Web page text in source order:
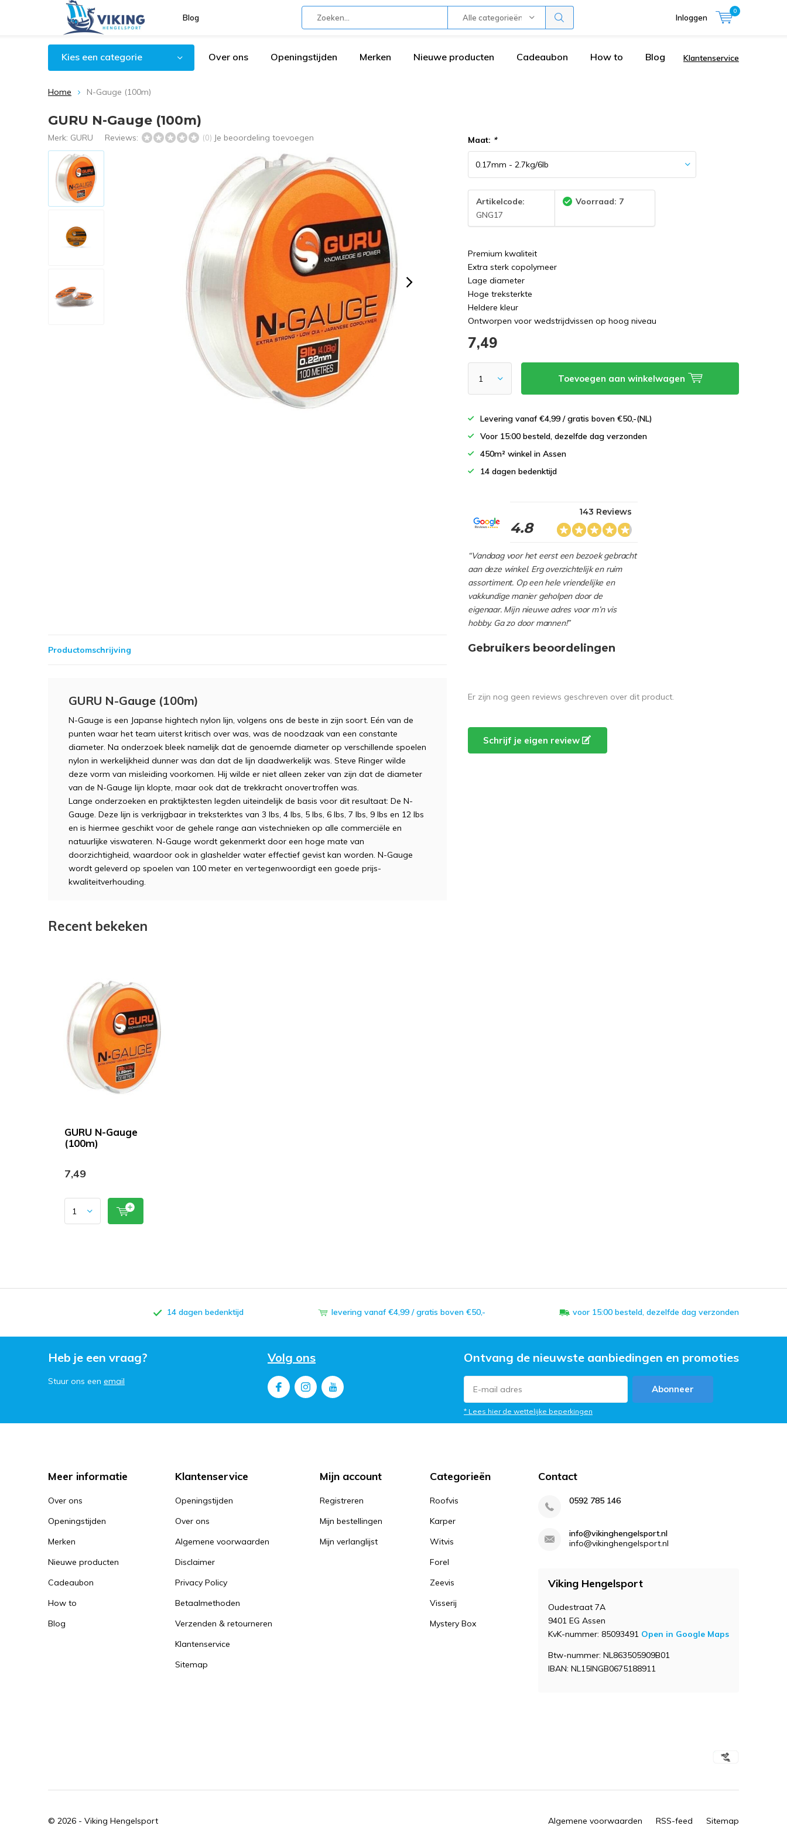
Blog Alle categorieën Inloggen
0
Kies een categorie Over ons Openingstijden Merken Nieuwe producten Cadeaubon How to Blog Klantenservice
Home N-Gauge (100m)
GURU N-Gauge (100m)
Merk: GURU Reviews: (0) Je beoordeling toevoegen Maat: *
Artikelcode:
GNG17
Voorraad: 7
Premium kwaliteit
Extra sterk copolymeer
Lage diameter
Hoge treksterkte
Heldere kleur
Ontworpen voor wedstrijdvissen op hoog niveau
7,49
Toevoegen aan winkelwagen
Levering vanaf €4,99 / gratis boven €50,-(NL)
Voor 15:00 besteld, dezelfde dag verzonden
450m² winkel in Assen
14 dagen bedenktijd
4.8
143 Reviews
“Vandaag voor het eerst een bezoek gebracht
aan deze winkel. Erg overzichtelijk en ruim
assortiment. Op een hele vriendelijke en
vakkundige manier geholpen door de
eigenaar. Mijn nieuwe adres voor m’n vis
hobby. Ga zo door mannen!”
Productomschrijving
GURU N-Gauge (100m)
N-Gauge is een Japanse hightech nylon lijn, volgens ons de beste in zijn soort. Eén van de
punten waar het team uiterst kritisch over was, was de noodzaak van een constante
diameter. Na onderzoek bleek namelijk dat de genoemde diameter op verschillende spoelen
nylon in werkelijkheid dunner was dan dat de lijn daadwerkelijk was. Steve Ringer wilde
deze vorm van misleiding voorkomen. Hij wilde er niet alleen zeker van zijn dat de diameter
van de N-Gauge lijn klopte, maar ook dat de trekkracht onovertroffen was.
Lange onderzoeken en praktijktesten legden uiteindelijk de basis voor dit resultaat: De N-
Gauge. Deze lijn is verkrijgbaar in treksterktes van 3 lbs, 4 lbs, 5 lbs, 6 lbs, 7 lbs, 9 lbs en 12 lbs
en is hiermee geschikt voor de gehele range aan vistechnieken op alle commerciële en
natuurlijke viswateren. N-Gauge wordt gekenmerkt door een hoge mate van
doorzichtigheid, waardoor ook in glashelder water effectief gevist kan worden. N-Gauge
wordt geleverd op spoelen van 100 meter en vertegenwoordigt een goede prijs-
kwaliteitverhouding.
Gebruikers beoordelingen
Er zijn nog geen reviews geschreven over dit product.
Schrijf je eigen review
Recent bekeken
GURU N-Gauge
(100m)
7,49
14 dagen bedenktijd levering vanaf €4,99 / gratis boven €50,- voor 15:00 besteld, dezelfde dag verzonden
Heb je een vraag?
Stuur ons een email
Volg ons Ontvang de nieuwste aanbiedingen en promoties
Abonneer
* Lees hier de wettelijke beperkingen
Meer informatie
Over ons
Openingstijden
Merken
Nieuwe producten
Cadeaubon
How to
Blog
Klantenservice
Openingstijden
Over ons
Algemene voorwaarden
Disclaimer
Privacy Policy
Betaalmethoden
Verzenden & retourneren
Klantenservice
Sitemap
Mijn account
Registreren
Mijn bestellingen
Mijn verlanglijst
Categorieën
Roofvis
Karper
Witvis
Forel
Zeevis
Visserij
Mystery Box
Contact
0592 785 146
info@vikinghengelsport.nl
info@vikinghengelsport.nl
Viking Hengelsport
Oudestraat 7A
9401 EG Assen
KvK-nummer: 85093491 Open in Google Maps
Btw-nummer: NL863505909B01
IBAN: NL15INGB0675188911
© 2026 - Viking Hengelsport Algemene voorwaarden RSS-feed Sitemap